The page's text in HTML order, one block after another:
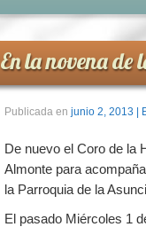
En la novena
Publicada en junio 2, 2013
De nuevo el Coro de la
Almonte para
la Parroquia de la
El pasado Miércoles 1